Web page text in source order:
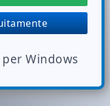
Windows